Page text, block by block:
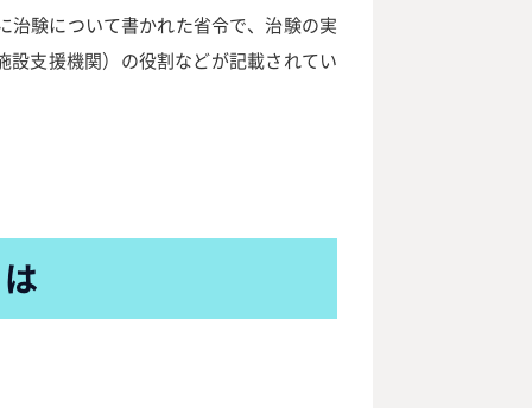
治験について書かれた省令で、治験の実
設支援機関）の役割などが記載されてい